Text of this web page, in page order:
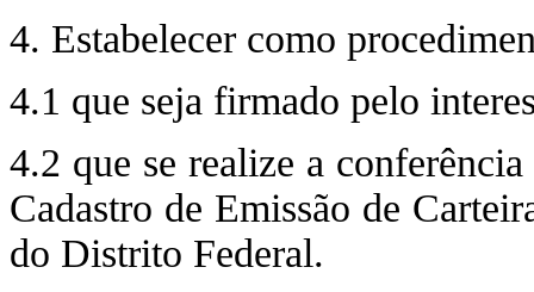
4. Estabelecer como
4.1 que seja firmado pelo
4.2 que se realize a
Cadastro de Emissão de
do Distrito Federal.